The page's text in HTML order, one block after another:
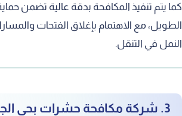
كما يتم تنفيذ المكافحة بدقة عالية تضمن
الطويل، مع الاهتمام بإغلاق الفتحات
النمل في التنقل.
3. شركة مكافحة حشرات بحي